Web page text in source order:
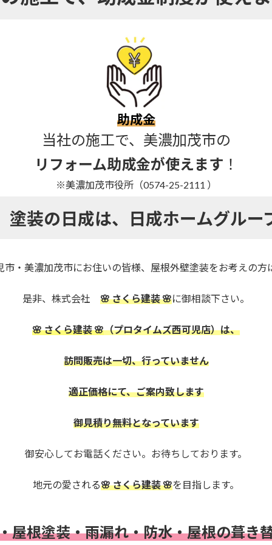
助成金
当社の施工で、美濃加茂市の
リフォーム助成金が使えます ！
※美濃加茂市役所（0574-25-2111 ）
塗装の日成は、 日成ホームグルー
市・美濃加茂市にお住いの皆様、 屋根外壁塗装をお考えの方
是非、株式会社 🌸 さくら建装 🌸に御相談下さい。
🌸 さくら建装 🌸（プロタイムズ西可児店）は、
訪問販売は一切、行っていません
適正価格にて、ご案内致します
御見積り無料となっています
御安心してお電話ください。お待ちしております。
地元の愛される🌸 さくら建装 🌸を目指します。
屋根塗装・雨漏れ・防水・屋根の葺き